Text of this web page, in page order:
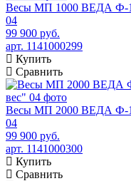
Весы МП 1000 ВЕДА Ф-1
04
99 900 руб.
арт. 1141000299
Купить
Сравнить
Весы МП 2000 ВЕДА Ф-1
04
99 900 руб.
арт. 1141000300
Купить
Сравнить